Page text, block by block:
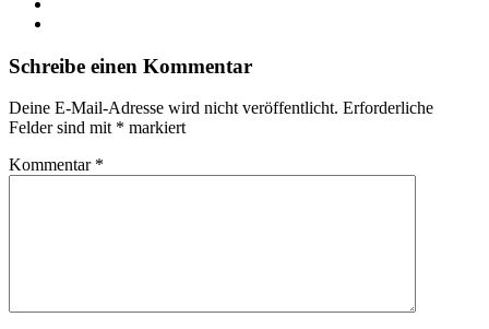
Schreibe einen Kommentar
Deine E-Mail-Adresse wird nicht veröffentlicht. Erforderliche
Felder sind mit * markiert
Kommentar *